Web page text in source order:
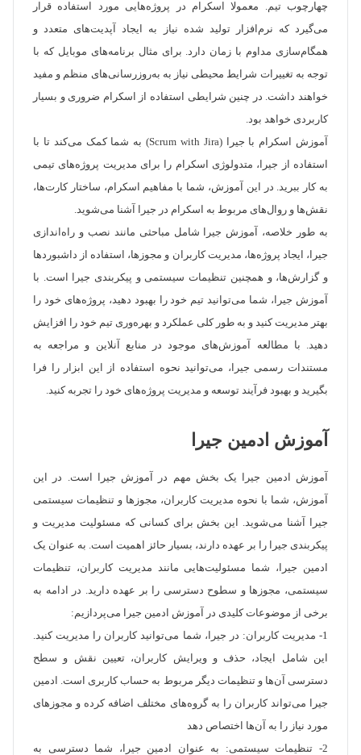
چهارچوب تیم. معمولا اسکرام در پروژه‌هایی مورد استفاده قرار
می‌گیرد که نرم‌افزار تولید شده نیاز به ایجاد آپدیت‌های متعدد و
همگام‌سازی مداوم با زمان دارد. برای مثال برنامه‌های موبایل که با
توجه به تغییرات شرایط محیطی نیاز به به‌روزرسانی‌های منظم و مفید
خواهند داشت. در چنین شرایطی استفاده از اسکرام ضروری و بسیار
کاربردی خواهد بود.
آموزش اسکرام با جیرا (Scrum with Jira) به شما کمک می‌کند تا با
استفاده از جیرا، متدولوژی اسکرام را برای مدیریت پروژه‌های تیمی
به کار ببرید. در این آموزش، شما با مفاهیم اسکرام، ساختار کارت‌ها،
نقش‌ها و روال‌های مربوط به اسکرام در جیرا آشنا می‌شوید.
به طور خلاصه، آموزش جیرا شامل مباحثی مانند نصب و راه‌اندازی
جیرا، ایجاد پروژه‌ها، مدیریت کاربران و مجوزها، استفاده از داشبوردها
و گزارش‌ها، و همچنین تنظیمات سیستمی و پیکربندی جیرا است. با
آموزش جیرا، شما می‌توانید تیم خود را بهبود دهید، پروژه‌های خود را
بهتر مدیریت کنید و به طور کلی عملکرد و بهره‌وری تیم خود را افزایش
دهید. با مطالعه آموزش‌های موجود در منابع آنلاین و مراجعه به
مستندات رسمی جیرا، می‌توانید نحوه استفاده از این ابزار را فرا
بگیرید و بهبود فرآیند توسعه و مدیریت پروژه‌های خود را تجربه کنید.
آموزش ادمین جیرا
آموزش ادمین جیرا یک بخش مهم در آموزش جیرا است. در این
آموزش، شما با نحوه مدیریت کاربران، مجوزها و تنظیمات سیستمی
جیرا آشنا می‌شوید. این بخش برای کسانی که مسئولیت مدیریت و
پیکربندی جیرا را بر عهده دارند، بسیار حائز اهمیت است. به عنوان یک
ادمین جیرا، شما مسئولیت‌هایی مانند مدیریت کاربران، تنظیمات
سیستمی، مجوزها و سطوح دسترسی را بر عهده دارید. در ادامه به
برخی از موضوعات کلیدی در آموزش ادمین جیرا می‌پردازیم:
1- مدیریت کاربران: در جیرا، شما می‌توانید کاربران را مدیریت کنید.
این شامل ایجاد، حذف و ویرایش کاربران، تعیین نقش و سطح
دسترسی آن‌ها و تنظیمات دیگر مربوط به حساب کاربری است. ادمین
جیرا می‌تواند کاربران را به گروه‌های مختلف اضافه کرده و مجوزهای
مورد نیاز را به آن‌ها اختصاص دهد
2- تنظیمات سیستمی: به عنوان ادمین جیرا، شما دسترسی به